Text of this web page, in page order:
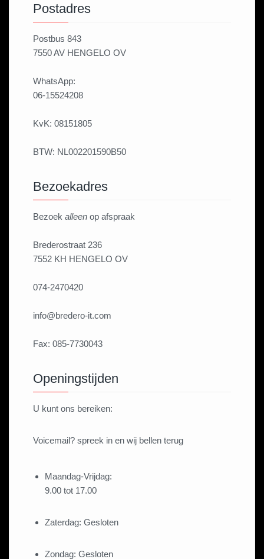
Postadres
Postbus 843
7550 AV HENGELO OV
WhatsApp:
06-15524208
KvK: 08151805
BTW: NL002201590B50
Bezoekadres
Bezoek alleen op afspraak
Brederostraat 236
7552 KH HENGELO OV
074-2470420
info@bredero-it.com
Fax: 085-7730043
Openingstijden
U kunt ons bereiken:
Voicemail? spreek in en wij bellen terug
Maandag-Vrijdag:
9.00 tot 17.00
Zaterdag: Gesloten
Zondag: Gesloten